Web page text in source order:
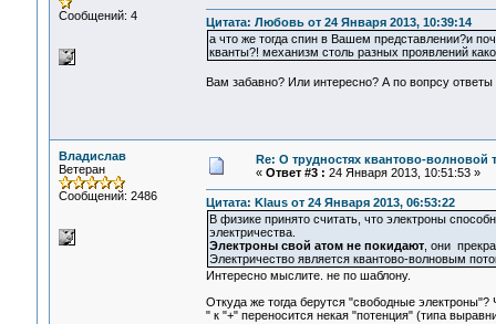
Сообщений: 4
Цитата: Любовь от 24 Января 2013, 10:39:14
а что же тогда спин в Вашем представлении?и
кванты?! механизм столь разных проявлений
Вам забавно? Или интересно? А по вопрсу
Владислав
Ветеран
Сообщений: 2486
Re: О трудностях квантово-волновой
« Ответ #3 : 24 Января 2013, 10:51:53 »
Цитата: Klaus от 24 Января 2013, 06:53:22
В физике принято считать, что электроны
электричества.
Электроны свой атом не покидают, они
Электричество является квантово-волновым
Интересно мыслите. не по шаблону.
Откуда же тогда берутся "свободные
" к "+" переносится некая "потенция" (типа